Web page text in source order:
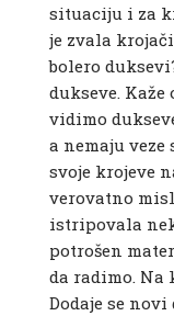
situaciju i za
je zvala
bolero
dukseve.
vidimo
a nemaju veze
svoje krojeve
verovatno
istripovala
potrošen
da radimo.
Dodaje se